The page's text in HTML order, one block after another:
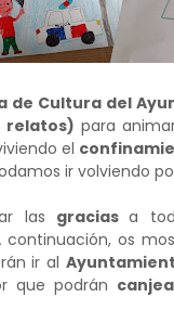
de Cultura del
relatos) para
el
ir volviendo
las graciasa
continuación, os
ir al
que podrán